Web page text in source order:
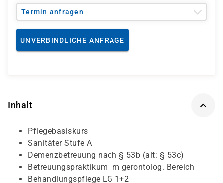
Termin anfragen
UNVERBINDLICHE ANFRAGE
Inhalt
Pflegebasiskurs
Sanitäter Stufe A
Demenzbetreuung nach § 53b (alt: § 53c)
Betreuungspraktikum im gerontolog. Bereich
Behandlungspflege LG 1+2